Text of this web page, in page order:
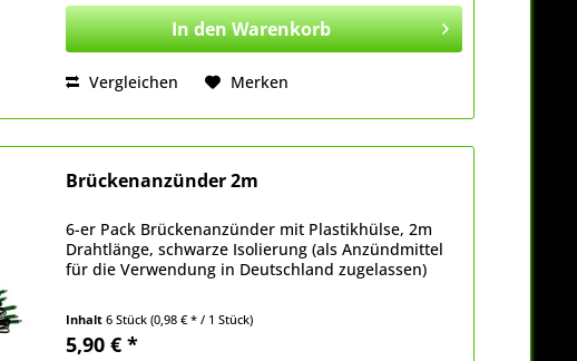
In denWarenkorb
Vergleichen Merken
Brückenanzünder 2m
6-er Pack Brückenanzünder mit Plastikhülse, 2m
Drahtlänge, schwarze Isolierung (als Anzündmittel
für die Verwendung in Deutschland zugelassen)
Inhalt6 Stück(0,98 € * / 1 Stück)
5,90 € *